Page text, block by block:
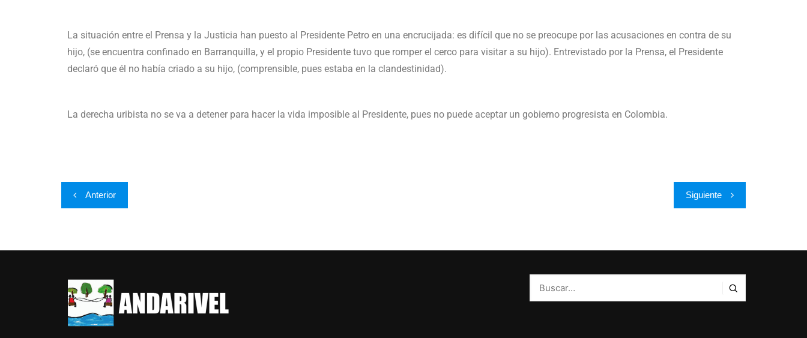
La situación entre el Prensa y la Justicia han puesto al Presidente Petro en una encrucijada: es difícil que no se preocupe por las acusaciones en contra de su
hijo, (se encuentra confinado en Barranquilla, y el propio Presidente tuvo que romper el cerco para visitar a su hijo). Entrevistado por la Prensa, el Presidente
declaró que él no había criado a su hijo, (comprensible, pues estaba en la clandestinidad).
La derecha uribista no se va a detener para hacer la vida imposible al Presidente, pues no puede aceptar un gobierno progresista en Colombia.
Anterior Siguiente